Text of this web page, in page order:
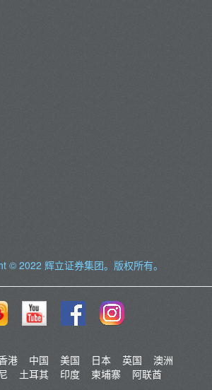
© 2022 辉立证券集团。版权所有。
港 中国 美国 日本 英国
澳洲
土耳其 印度 柬埔寨
阿联酋